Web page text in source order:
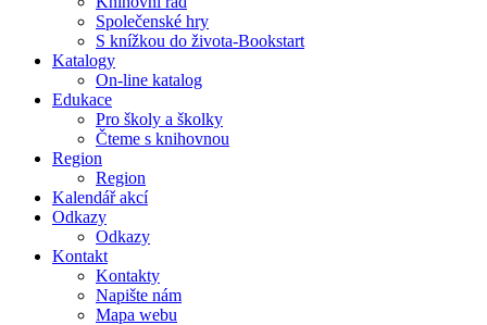
Společenské hry
S knížkou do života-Bookstart
Katalogy
On-line katalog
Edukace
Pro školy a školky
Čteme s knihovnou
Region
Region
Kalendář akcí
Odkazy
Odkazy
Kontakt
Kontakty
Napište nám
Mapa webu